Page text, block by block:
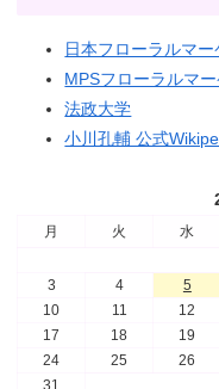
日本フローラルマー
MPSフローラルマ
法政大学
小川孔輔 公式
月 火 水
3
4 5
10
11 12
17
18 19
24
25 26
31